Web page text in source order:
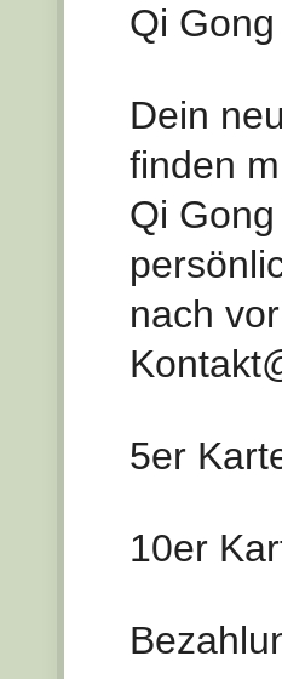
Qi
Dein
finden
Qi
nach
5er
10er